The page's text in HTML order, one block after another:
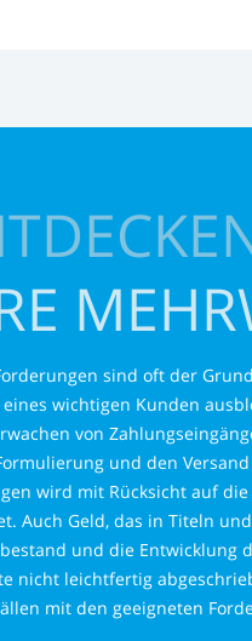
sind oft der
wichtigen Kunden
von
und den
wird mit Rücksicht auf
Auch Geld, das in Titeln
und die Entwicklung
nicht leichtfertig
mit den geeigneten